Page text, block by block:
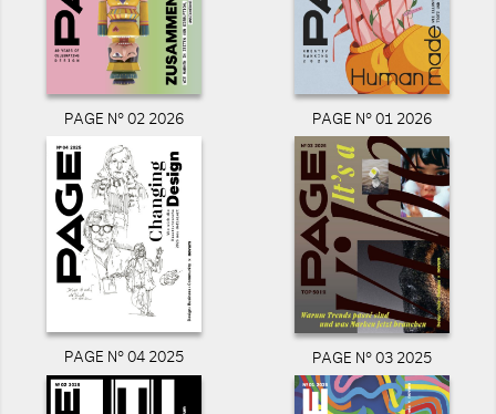
PAGE N° 02 2026 PAGE N° 01 2026
PAGE N° 04 2025 PAGE N° 03 2025